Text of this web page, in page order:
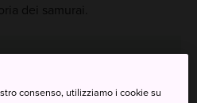
dei samurai.
consenso, utilizziamo i cookie su